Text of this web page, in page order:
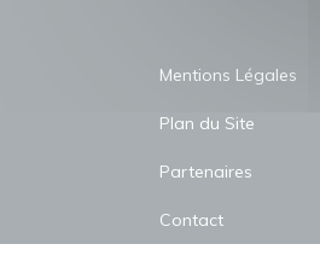
Mentions Légales
Plan du Site
Partenaires
Contact